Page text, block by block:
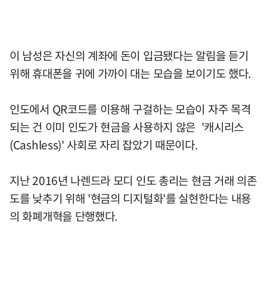
이 남성은 자신의 계좌에 돈이 입금됐다는 알림을 듣기
위해 휴대폰을 귀에 가까이 대는 모습을 보이기도 했다.
인도에서 QR코드를 이용해 구걸하는 모습이 자주 목격
되는 건 이미 인도가 현금을 사용하지 않은 '캐시리스
(Cashless)' 사회로 자리 잡았기 때문이다.
지난 2016년 나렌드라 모디 인도 총리는 현금 거래 의존
도를 낮추기 위해 '현금의 디지털화'를 실현한다는 내용
의 화폐개혁을 단행했다.